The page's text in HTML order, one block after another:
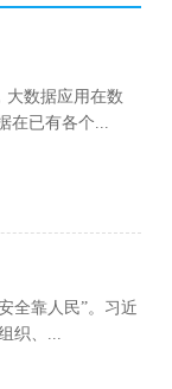
大数据应用在数
在已有各个...
全靠人民”。习近
织、...